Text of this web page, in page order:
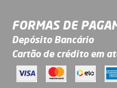
FORMAS DE
Depósito Bancário
Cartão de crédito em